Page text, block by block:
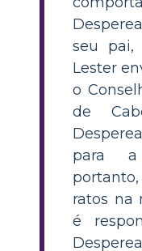
seu pai,
Lester
o
de
para a
ratos na
é